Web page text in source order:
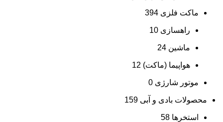
ماکت فلزی 394
راهسازی 10
ماشین 24
هواپیما (ماکت) 12
موتور شارژی 0
محصولات بادی و آبی 159
استخرها 58